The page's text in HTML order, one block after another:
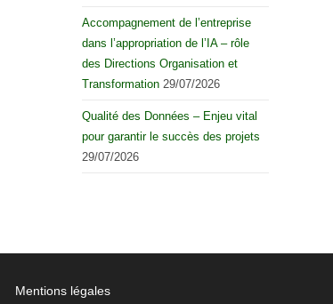
Accompagnement de l’entreprise
dans l’appropriation de l’IA – rôle
des Directions Organisation et
Transformation 29/07/2026
Qualité des Données – Enjeu vital
pour garantir le succès des projets
29/07/2026
Mentions légales